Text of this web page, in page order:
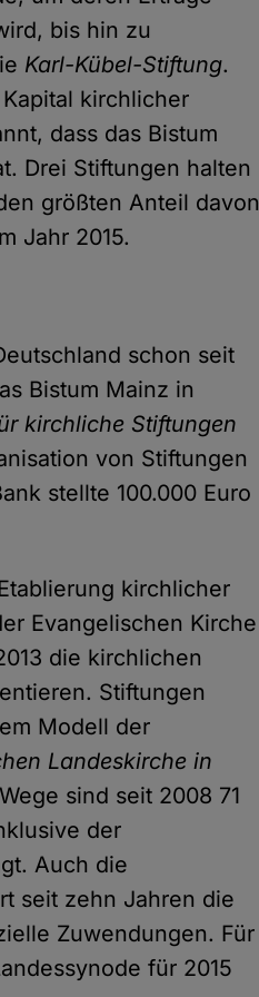
bis hin zu
Karl-Kübel-Stiftung.
kirchlicher
dass das Bistum
Drei Stiftungen halten
größten Anteil davon
Jahr 2015.
schon seit
Bistum Mainz in
kirchliche Stiftungen
von Stiftungen
stellte 100.000 Euro
kirchlicher
Evangelischen Kirche
die kirchlichen
Stiftungen
Modell der
Landeskirche in
sind seit 2008 71
der
Auch die
seit zehn Jahren die
Zuwendungen. Für
für 2015